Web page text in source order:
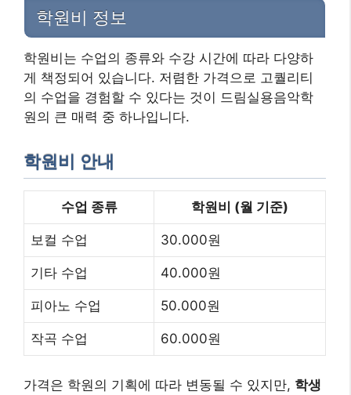
학원비 정보
학원비는 수업의 종류와 수강 시간에 따라 다양하
게 책정되어 있습니다. 저렴한 가격으로 고퀄리티
의 수업을 경험할 수 있다는 것이 드림실용음악학
원의 큰 매력 중 하나입니다.
학원비 안내
수업 종류 학원비 (월 기준)
보컬 수업 30.000원
기타 수업 40.000원
피아노 수업 50.000원
작곡 수업 60.000원
가격은 학원의 기획에 따라 변동될 수 있지만, 학생